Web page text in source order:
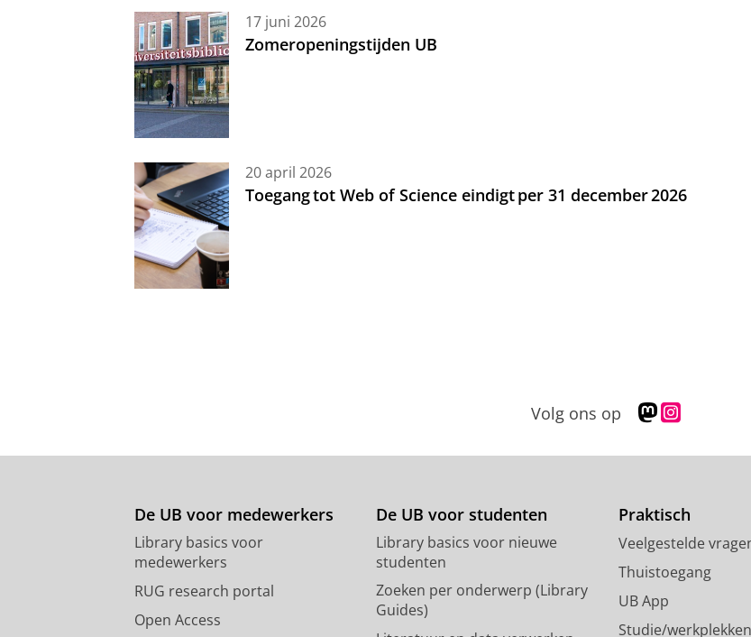
17 juni 2026
Zomeropeningstijden UB
20 april 2026
Toegang tot Web of Science eindigt per 31 december 2026
Volg ons op
M
s
d
n
p
o
f
s
g
r
a
m
c
De UB voor medewerkers
Library basics voor
medewerkers
RUG research portal
Open Access
De UB voor studenten
Library basics voor nieuwe
studenten
Zoeken per onderwerp (Library
Guides)
Praktisch
Veelgestelde
Thuistoegang
UB App
Studie/werkplekken